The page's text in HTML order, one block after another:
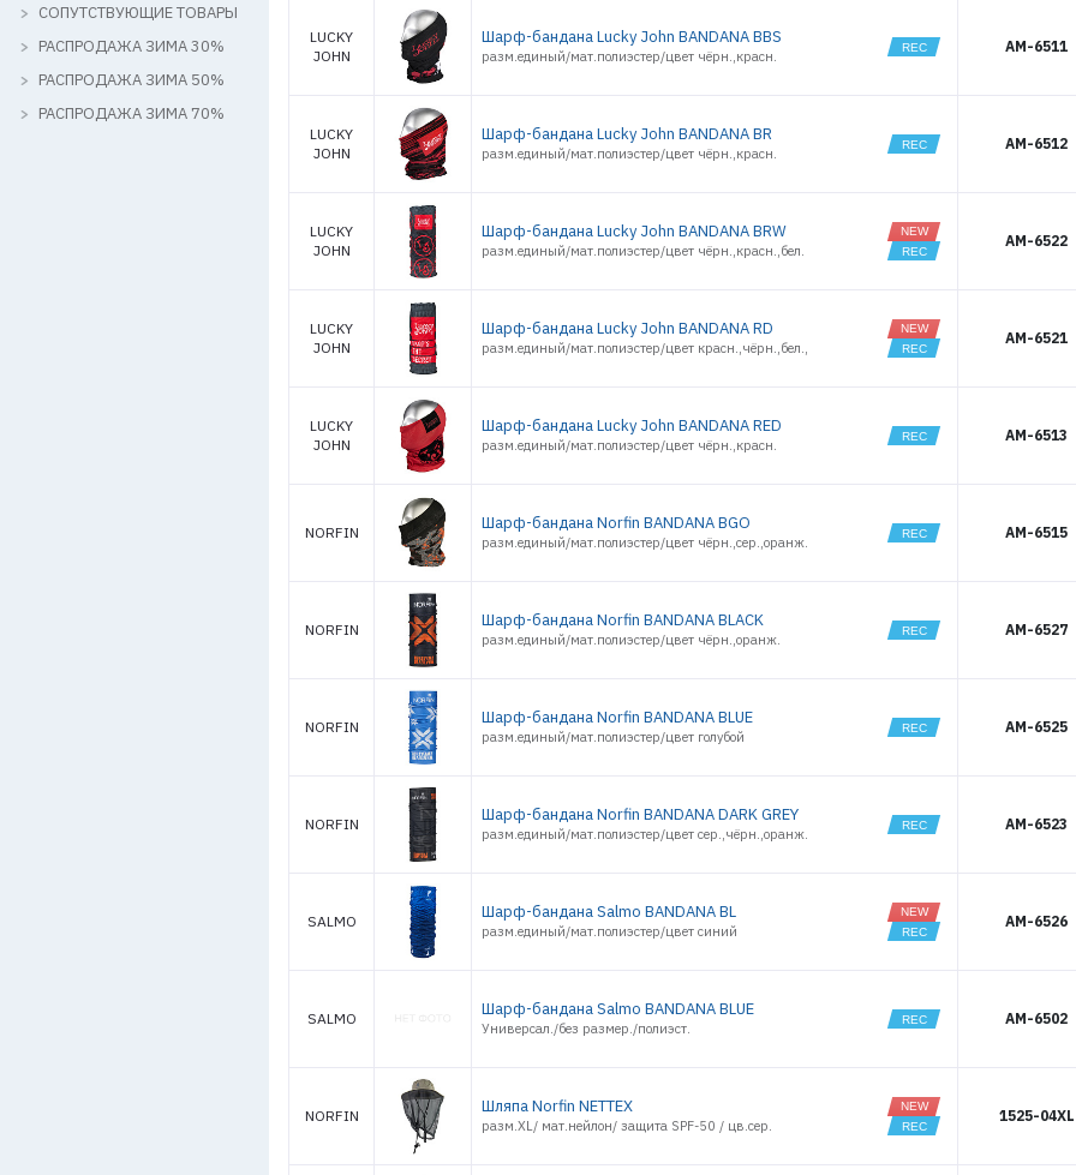
ПАРОЛЬ
ВОЙТИ
СОПУТСТВУЮЩИЕ ТОВАРЫ
РАСПРОДАЖА ЗИМА 30%
РАСПРОДАЖА ЗИМА 50%
РАСПРОДАЖА ЗИМА 70%
LUCKY
JOHN
Шарф-бандана Lucky John BANDANA BBS
разм.единый/мат.полиэстер/цвет чёрн.,красн.
AM-6511
LUCKY
JOHN
Шарф-бандана Lucky John BANDANA BR
разм.единый/мат.полиэстер/цвет чёрн.,красн.
AM-6512
LUCKY
JOHN
Шарф-бандана Lucky John BANDANA BRW
разм.единый/мат.полиэстер/цвет чёрн.,красн.,бел.
AM-6522
LUCKY
JOHN
Шарф-бандана Lucky John BANDANA RD
разм.единый/мат.полиэстер/цвет красн.,чёрн.,бел.,
AM-6521
LUCKY
JOHN
Шарф-бандана Lucky John BANDANA RED
разм.единый/мат.полиэстер/цвет чёрн.,красн.
AM-6513
NORFIN Шарф-бандана Norfin BANDANA BGO
разм.единый/мат.полиэстер/цвет чёрн.,сер.,оранж.
AM-6515
NORFIN Шарф-бандана Norfin BANDANA BLACK
разм.единый/мат.полиэстер/цвет чёрн.,оранж.
AM-6527
NORFIN Шарф-бандана Norfin BANDANA BLUE
разм.единый/мат.полиэстер/цвет голубой
AM-6525
NORFIN Шарф-бандана Norfin BANDANA DARK GREY
разм.единый/мат.полиэстер/цвет сер.,чёрн.,оранж.
AM-6523
SALMO Шарф-бандана Salmo BANDANA BL
разм.единый/мат.полиэстер/цвет синий
AM-6526
SALMO Шарф-бандана Salmo BANDANA BLUE
Универсал./без размер./полиэст.
AM-6502
NORFIN Шляпа Norfin NETTEX
разм.XL/ мат.нейлон/ защита SPF-50 / цв.cер.
1525-04XL